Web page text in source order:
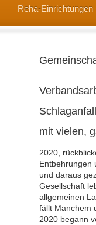
Reha-Einrichtungen
mit vielen,
2020,
Entbehrungen
und daraus
Gesellschaft
allgemeinen
fällt Manchem
2020 begann